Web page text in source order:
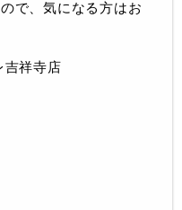
で、気になる方はお
吉祥寺店